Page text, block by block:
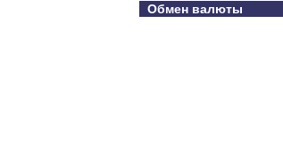
Обмен валюты